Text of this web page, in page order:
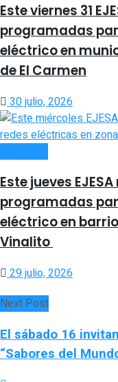
Este viernes 31
programadas
eléctrico en
de El Carmen
30 julio, 2026
Este jueves
programadas
eléctrico en
Vinalito
29 julio, 2026
Next Post
El sábado 16
“Sabores del